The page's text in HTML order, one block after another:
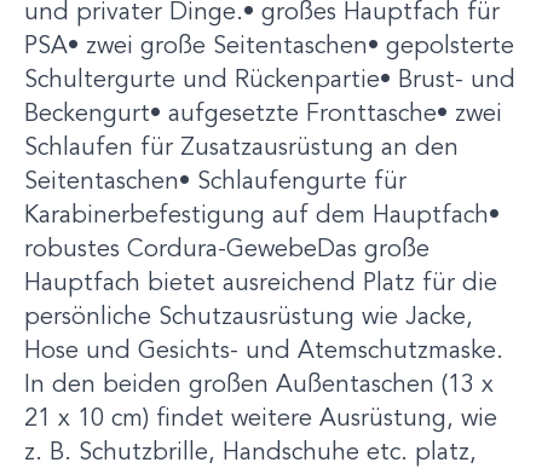
und privater Dinge.• großes Hauptfach für
PSA• zwei große Seitentaschen• gepolsterte
Schultergurte und Rückenpartie• Brust- und
Beckengurt• aufgesetzte Fronttasche• zwei
Schlaufen für Zusatzausrüstung an den
Seitentaschen• Schlaufengurte für
Karabinerbefestigung auf dem Hauptfach•
robustes Cordura-GewebeDas große
Hauptfach bietet ausreichend Platz für die
persönliche Schutzausrüstung wie Jacke,
Hose und Gesichts- und Atemschutzmaske.
In den beiden großen Außentaschen (13 x
21 x 10 cm) findet weitere Ausrüstung, wie
z. B. Schutzbrille, Handschuhe etc. platz,